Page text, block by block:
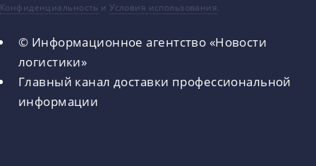
Конфиденциальность иУсловия использования.
© Информационное агентство «Новости
логистики»
Главный канал доставки профессиональной
информации